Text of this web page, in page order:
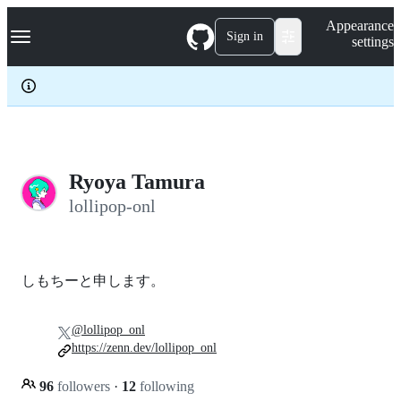
k
p
c
Navigation Menu Sign in
Appearance
settings
Ryoya Tamura
lollipop-onl
しもちーと申します。
96 followers · 12 following
@lollipop_onl
https://zenn.dev/lollipop_onl